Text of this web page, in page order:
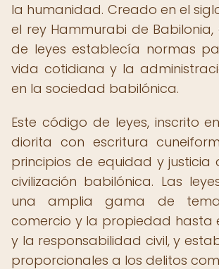
la humanidad. Creado en el
el rey Hammurabi de Babilonia,
de leyes establecía normas
vida cotidiana y la
en la sociedad babilónica.
Este código de leyes, inscrito
diorita con escritura
principios de equidad y justicia
civilización babilónica. Las
una amplia gama de
comercio y la propiedad hasta
y la responsabilidad civil, y
proporcionales a los delitos